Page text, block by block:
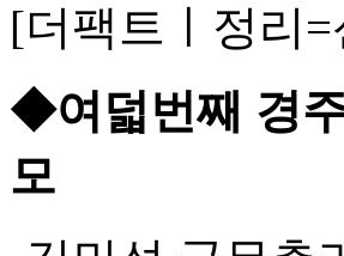
[더팩트ㅣ정리
◆여덟번째 경
모